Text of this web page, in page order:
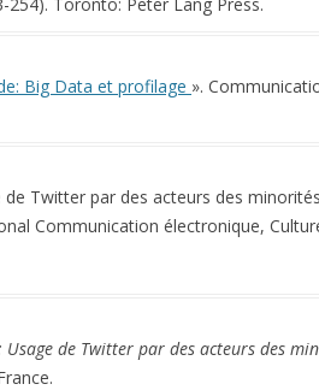
Big Data et profilage ».
Twitter par des acteurs des
Communication électronique,
de Twitter par des acteurs des